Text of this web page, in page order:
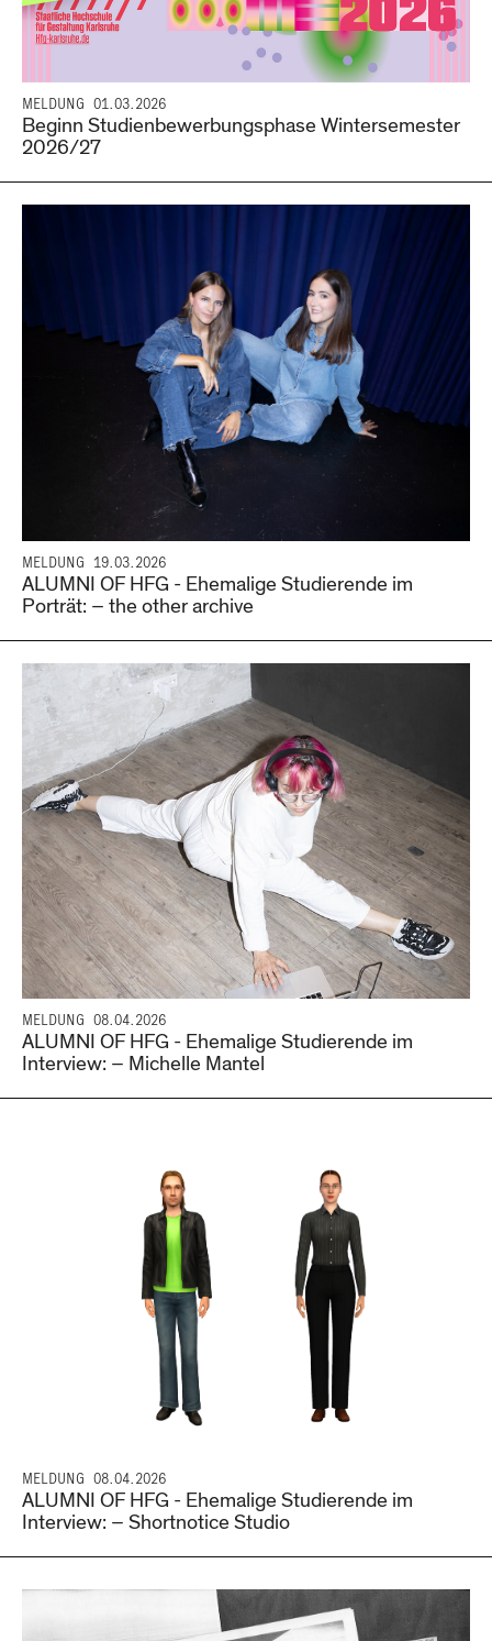
MELDUNG 01.03.2026
Beginn Studienbewerbungsphase Wintersemester
2026/27
MELDUNG 19.03.2026
ALUMNI OF HFG - Ehemalige Studierende im
Porträt: – the other archive
MELDUNG 08.04.2026
ALUMNI OF HFG - Ehemalige Studierende im
Interview: – Michelle Mantel
MELDUNG 08.04.2026
ALUMNI OF HFG - Ehemalige Studierende im
Interview: – Shortnotice Studio